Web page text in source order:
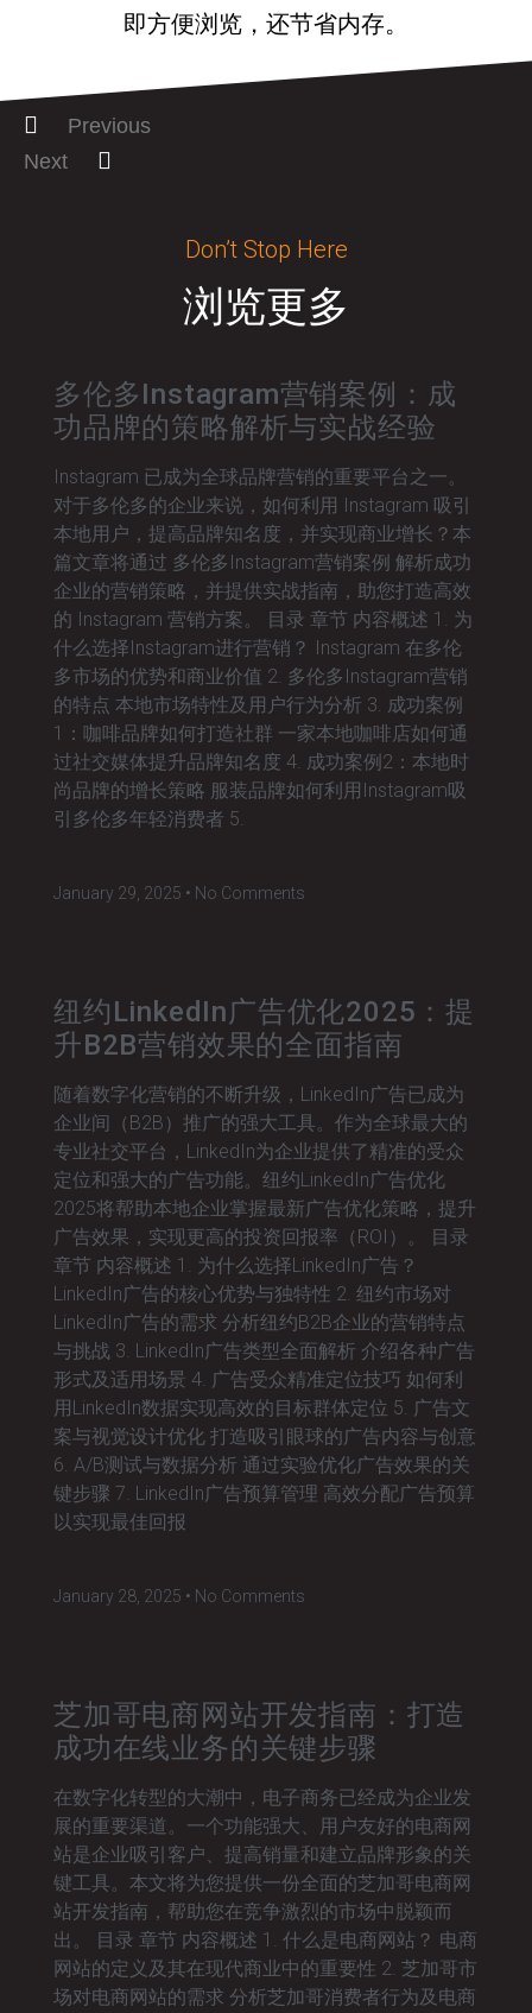
即方便浏览，还节省内存。
Previous
Next
Don’t Stop Here
浏览更多
多伦多Instagram营销案例：成
功品牌的策略解析与实战经验
Instagram 已成为全球品牌营销的重要平台之一。
对于多伦多的企业来说，如何利用 Instagram 吸引
本地用户，提高品牌知名度，并实现商业增长？本
篇文章将通过 多伦多Instagram营销案例 解析成功
企业的营销策略，并提供实战指南，助您打造高效
的 Instagram 营销方案。 目录 章节 内容概述 1. 为
什么选择Instagram进行营销？ Instagram 在多伦
多市场的优势和商业价值 2. 多伦多Instagram营销
的特点 本地市场特性及用户行为分析 3. 成功案例
1：咖啡品牌如何打造社群 一家本地咖啡店如何通
过社交媒体提升品牌知名度 4. 成功案例2：本地时
尚品牌的增长策略 服装品牌如何利用Instagram吸
引多伦多年轻消费者 5.
January 29, 2025 No Comments
纽约LinkedIn广告优化2025：提
升B2B营销效果的全面指南
随着数字化营销的不断升级，LinkedIn广告已成为
企业间（B2B）推广的强大工具。作为全球最大的
专业社交平台，LinkedIn为企业提供了精准的受众
定位和强大的广告功能。纽约LinkedIn广告优化
2025将帮助本地企业掌握最新广告优化策略，提升
广告效果，实现更高的投资回报率（ROI）。 目录
章节 内容概述 1. 为什么选择LinkedIn广告？
LinkedIn广告的核心优势与独特性 2. 纽约市场对
LinkedIn广告的需求 分析纽约B2B企业的营销特点
与挑战 3. LinkedIn广告类型全面解析 介绍各种广告
形式及适用场景 4. 广告受众精准定位技巧 如何利
用LinkedIn数据实现高效的目标群体定位 5. 广告文
案与视觉设计优化 打造吸引眼球的广告内容与创意
6. A/B测试与数据分析 通过实验优化广告效果的关
键步骤 7. LinkedIn广告预算管理 高效分配广告预算
以实现最佳回报
January 28, 2025 No Comments
芝加哥电商网站开发指南：打造
成功在线业务的关键步骤
在数字化转型的大潮中，电子商务已经成为企业发
展的重要渠道。一个功能强大、用户友好的电商网
站是企业吸引客户、提高销量和建立品牌形象的关
键工具。本文将为您提供一份全面的芝加哥电商网
站开发指南，帮助您在竞争激烈的市场中脱颖而
出。 目录 章节 内容概述 1. 什么是电商网站？ 电商
网站的定义及其在现代商业中的重要性 2. 芝加哥市
场对电商网站的需求 分析芝加哥消费者行为及电商